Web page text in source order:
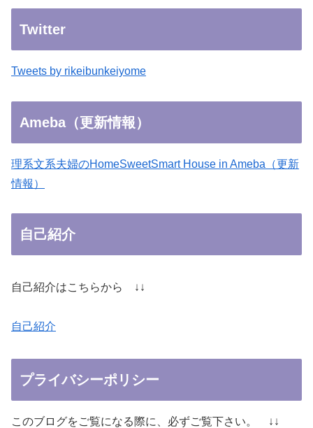
Twitter
Tweets by rikeibunkeiyome
Ameba（更新情報）
理系文系夫婦のHomeSweetSmart House in Ameba（更新
情報）
自己紹介
自己紹介はこちらから ↓↓
自己紹介
プライバシーポリシー
このブログをご覧になる際に、必ずご覧下さい。 ↓↓